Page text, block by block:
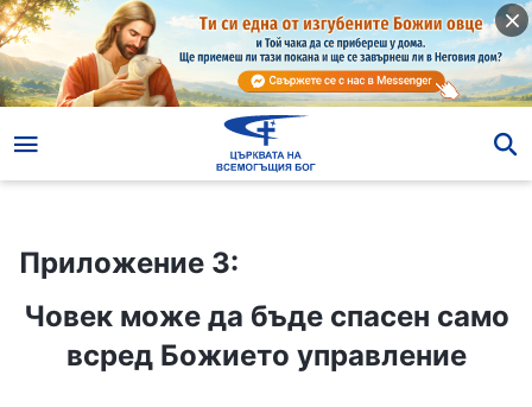
Приложение 3:
Човек може да бъде спасен само
всред Божието управление